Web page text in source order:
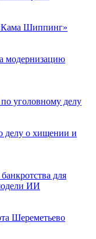
Шиппинг»
модернизацию
уголовному делу
делу о хищении и
для
ИИ
Шереметьево